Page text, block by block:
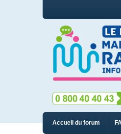
Accueil du forum